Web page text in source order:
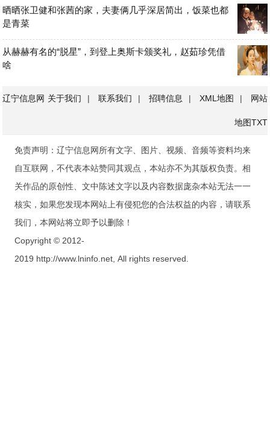
晒晒张卫健和张茜的家，夫妻俩几乎深居简出，饭菜也都
是青菜
从赫赫有名的“脱星”，到登上奥斯卡颁奖礼，赵茹珍凭借
啥
辽宁信息网 关于我们 | 联系我们 | 招聘信息 | XML地图 | 网站
地图TXT
免责声明：辽宁信息网所有文字、图片、视频、音频等资料均来
自互联网，不代表本站赞同其观点，本站亦不为其版权负责。相
关作品的原创性、文中陈述文字以及内容数据庞杂本站无法一一
核实，如果您发现本网站上有侵犯您的合法权益的内容，请联系
我们，本网站将立即予以删除！
Copyright © 2012-
2019 http://www.lninfo.net, All rights reserved.